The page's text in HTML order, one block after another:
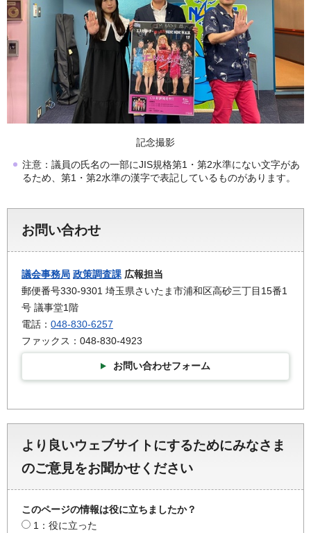
記念撮影
注意：議員の氏名の一部にJIS規格第1・第2水準にない文字があ
るため、第1・第2水準の漢字で表記しているものがあります。
お問い合わせ
議会事務局 政策調査課 広報担当
郵便番号330-9301 埼玉県さいたま市浦和区高砂三丁目15番1
号 議事堂1階
電話： 048-830-6257
ファックス：048-830-4923
お問い合わせフォーム
より良いウェブサイトにするためにみなさま
のご意見をお聞かせください
このページの情報は役に立ちましたか？
1：役に立った